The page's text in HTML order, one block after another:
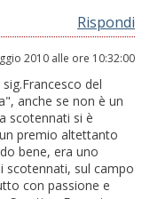
Rispondi
2010 alle ore 10:32:00
del
anche se non è un
scotennati si è
premio altettanto
bene, era uno
scotennati, sul campo
con passione e